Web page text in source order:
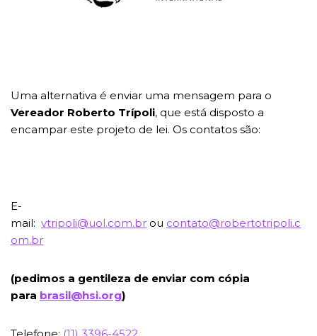
Uma alternativa é enviar uma mensagem para o
Vereador Roberto Trípoli, que está disposto a
encampar este projeto de lei. Os contatos são:
E-
mail: vtripoli@uol.com.br ou contato@robertotripoli.c
om.br
(pedimos a gentileza de enviar com cópia
para brasil@hsi.org)
Telefone: (11) 3396-4522.